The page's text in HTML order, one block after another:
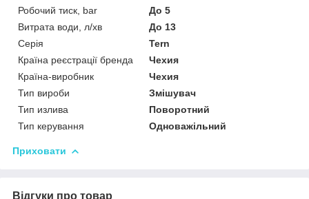
Робочий тиск, bar
До 5
Витрата води, л/хв
До 13
Серія
Tern
Країна реєстрації бренда
Чехия
Країна-виробник
Чехия
Тип вироби
Змішувач
Тип излива
Поворотний
Тип керування
Одноважільний
Приховати
Відгуки про товар